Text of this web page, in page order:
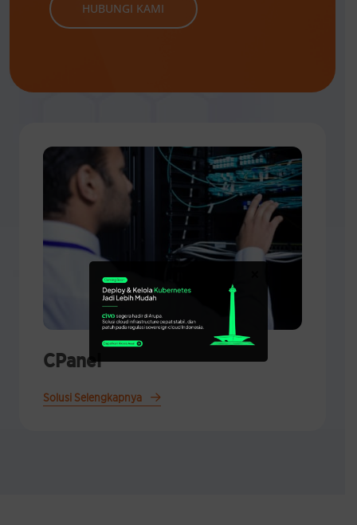
HUBUNGI KAMI
Plesk
Solusi Selengkapnya